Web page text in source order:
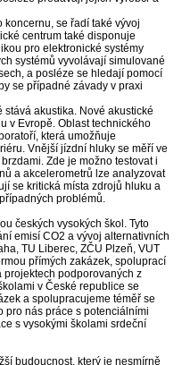
koncernu, se řadí také vývoj
centrum také disponuje
pro elektronické systémy
systémů vyvolávají simulované
a posléze se hledají pomocí
se případné závady v praxi
akustika. Nové akustické
v Evropě. Oblast technického
která umožňuje
Vnější jízdní hluky se měří ve
Zde je možno testovat i
a akcelerometrů lze analyzovat
se kritická místa zdrojů hluku a
problémů.
českých vysokých škol. Tyto
emisí CO2 a vývoj alternativních
TU Liberec, ZČU Plzeň, VUT
přímých zakázek, spoluprací
projektech podporovaných z
v České republice se
a spolupracujeme téměř se
pro nás práce s potenciálními
s vysokými školami srdeční
budoucnost, který je nesmírně